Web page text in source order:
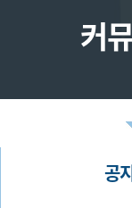
커
공